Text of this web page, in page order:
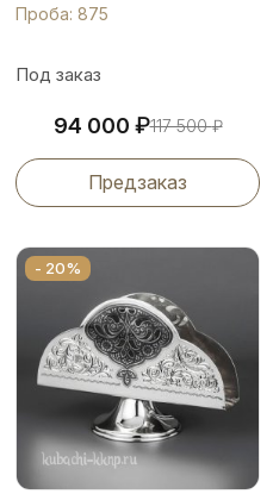
Проба: 875
Под заказ
94 000 ₽117 500₽
Предзаказ
- 20%